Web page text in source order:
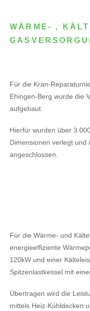
WÄRME- ,
Für die Kran-
Ehingen-Berg wurde die
aufgebaut.
Hierfür wurden über
Dimensionen verlegt und
angeschlossen.
Für die Wärme- und
energieeffiziente
120kW und einer
Spitzenlastkessel mit
Übertragen wird die
mittels Heiz-Kühldecken